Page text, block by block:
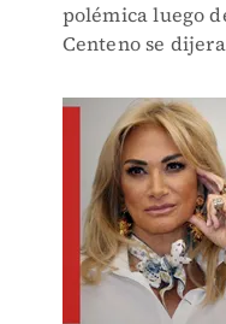
polémica luego
Centeno se